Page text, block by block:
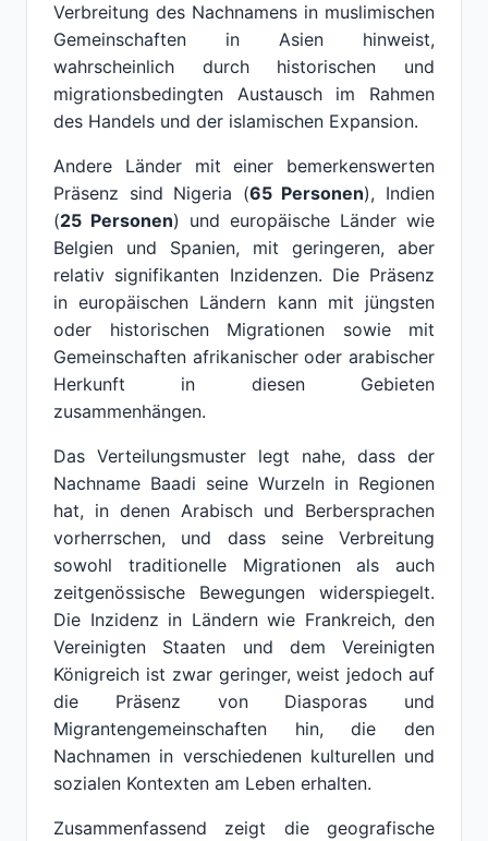
Verbreitung des Nachnamens in muslimischen
Gemeinschaften in Asien hinweist,
wahrscheinlich durch historischen und
migrationsbedingten Austausch im Rahmen
des Handels und der islamischen Expansion.
Andere Länder mit einer bemerkenswerten
Präsenz sind Nigeria (65 Personen), Indien
(25 Personen) und europäische Länder wie
Belgien und Spanien, mit geringeren, aber
relativ signifikanten Inzidenzen. Die Präsenz
in europäischen Ländern kann mit jüngsten
oder historischen Migrationen sowie mit
Gemeinschaften afrikanischer oder arabischer
Herkunft in diesen Gebieten
zusammenhängen.
Das Verteilungsmuster legt nahe, dass der
Nachname Baadi seine Wurzeln in Regionen
hat, in denen Arabisch und Berbersprachen
vorherrschen, und dass seine Verbreitung
sowohl traditionelle Migrationen als auch
zeitgenössische Bewegungen widerspiegelt.
Die Inzidenz in Ländern wie Frankreich, den
Vereinigten Staaten und dem Vereinigten
Königreich ist zwar geringer, weist jedoch auf
die Präsenz von Diasporas und
Migrantengemeinschaften hin, die den
Nachnamen in verschiedenen kulturellen und
sozialen Kontexten am Leben erhalten.
Zusammenfassend zeigt die geografische